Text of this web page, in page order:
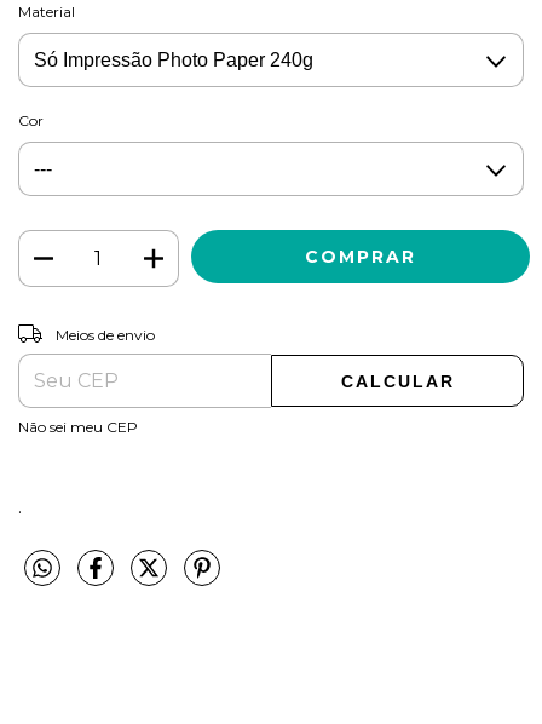
Material
Cor
Entregas para o CEP:
Meios de envio
CALCULAR
Não sei meu CEP
.